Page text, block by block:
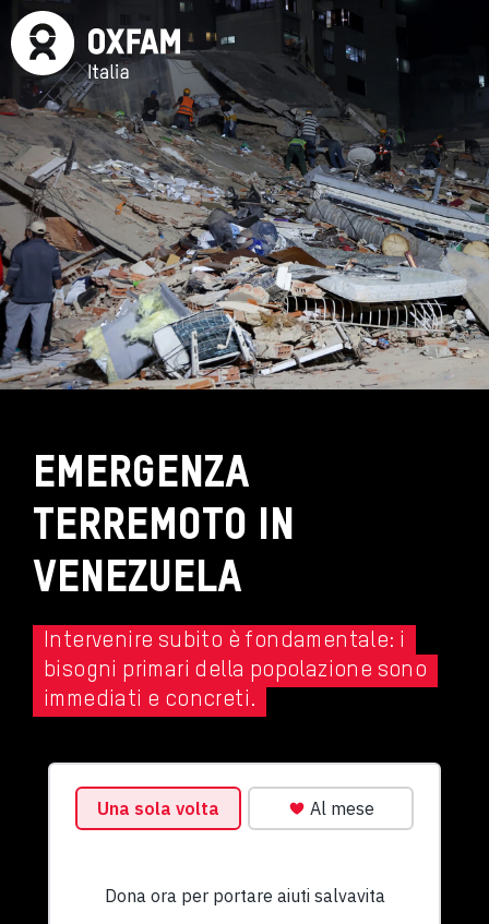
Emergenza
Terremoto in
Venezuela
Intervenire subito è fondamentale: i
bisogni primari della popolazione sono
immediati e concreti.